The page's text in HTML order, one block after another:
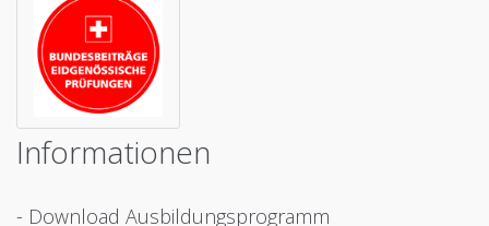
Informationen
- Download Ausbildungsprogramm